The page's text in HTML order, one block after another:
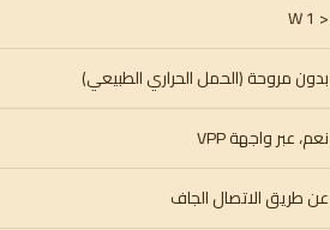
< 1 W
بدون مروحة (الحمل الحراري الطبيعي)
نعم، عبر واجهة VPP
عن طريق الاتصال الجاف